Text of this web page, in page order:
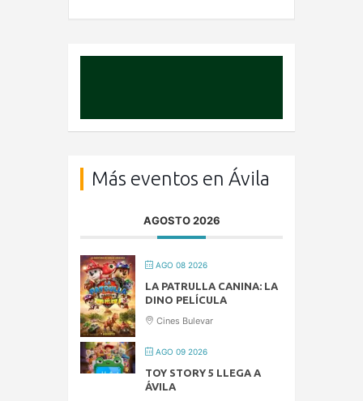
Más eventos en Ávila
AGOSTO 2026
AGO 08 2026
LA PATRULLA CANINA: LA
DINO PELÍCULA
Cines Bulevar
AGO 09 2026
TOY STORY 5 LLEGA A
ÁVILA